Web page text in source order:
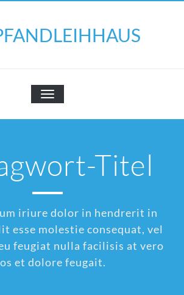
SCHALTE
NAVIGATION
Titel
iriure dolor in hendrerit in
esse molestie consequat, vel
feugiat nulla facilisis at vero
et dolore feugait.